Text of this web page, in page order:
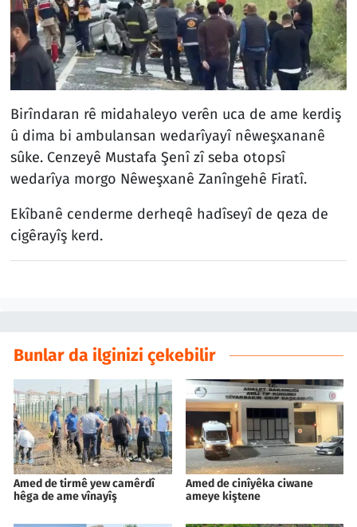
Birîndaran rê midahaleyo verên uca de ame kerdiş
û dima bi ambulansan wedarîyayî nêweşxananê
sûke. Cenzeyê Mustafa Şenî zî seba otopsî
wedarîya morgo Nêweşxanê Zanîngehê Firatî.
Ekîbanê cenderme derheqê hadîseyî de qeza de
cigêrayîş kerd.
Bunlar da ilginizi çekebilir
Amed de tirmê yew camêrdî
hêga de ame vînayîş
Amed de cinîyêka ciwane
ameye kiştene